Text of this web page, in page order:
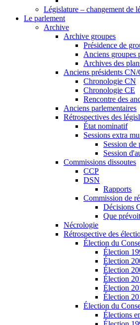
Législature – changement de
Le parlement
Archive
Archive groupes
Présidence de
Anciens groupes
Archives des
Anciens présidents CN/
Chronologie CN
Chronologie CE
Rencontre des
Anciens parlementaires
Rétrospectives des
État nominatif
Sessions extra
Session
Session
Commissions dissoutes
CCP
DSN
Rapports
Commission de
Décisions
Que
Nécrologie
Rétrospective des
Élection du
Élection
Élection
Élection
Élection
Élection
Élection
Élection du
Élections